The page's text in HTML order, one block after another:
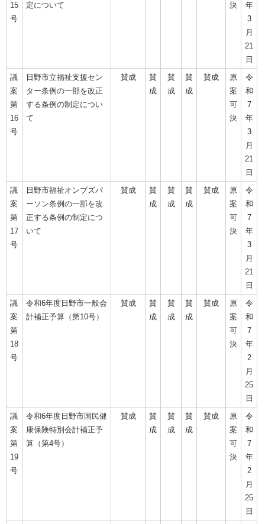
15
号
定について
決
年
3
月
21
日
議
案
第
16
号
日野市立福祉支援セン
ター条例の一部を改正
する条例の制定につい
て
賛成
賛
成
賛
成
賛
成
賛成
原
案
可
決
令
和
7
年
3
月
21
日
議
案
第
17
号
日野市福祉オンブズパ
ーソン条例の一部を改
正する条例の制定につ
いて
賛成
賛
成
賛
成
賛
成
賛成
原
案
可
決
令
和
7
年
3
月
21
日
議
案
第
18
号
令和6年度日野市一般会
計補正予算（第10号）
賛成
賛
成
賛
成
賛
成
賛成
原
案
可
決
令
和
7
年
2
月
25
日
議
案
第
19
号
令和6年度日野市国民健
康保険特別会計補正予
算（第4号）
賛成
賛
成
賛
成
賛
成
賛成
原
案
可
決
令
和
7
年
2
月
25
日